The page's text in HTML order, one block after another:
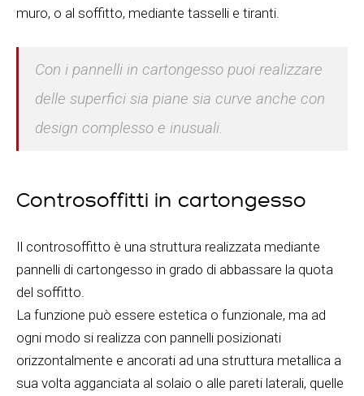
muro, o al soffitto, mediante tasselli e tiranti.
Con i pannelli in cartongesso puoi realizzare
delle superfici sia piane sia curve anche con
design complesso e inusuali.
Controsoffitti in cartongesso
Il controsoffitto è una struttura realizzata mediante
pannelli di cartongesso in grado di abbassare la quota
del soffitto.
La funzione può essere estetica o funzionale, ma ad
ogni modo si realizza con pannelli posizionati
orizzontalmente e ancorati ad una struttura metallica a
sua volta agganciata al solaio o alle pareti laterali, quelle